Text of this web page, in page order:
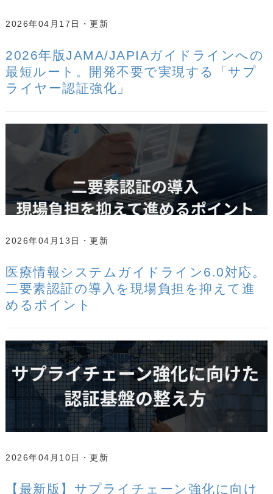
2026年04月17日
2026年版JAMA/JAPIAガイドラインへの
最短ルート。開発不要で実現する「サプ
ライヤー認証強化」
2026年04月13日
医療情報システムガイドライン6.0対応。
二要素認証の導入を現場負担を抑えて進
めるポイント
2026年04月10日
【最新版】サプライチェーン強化に向け